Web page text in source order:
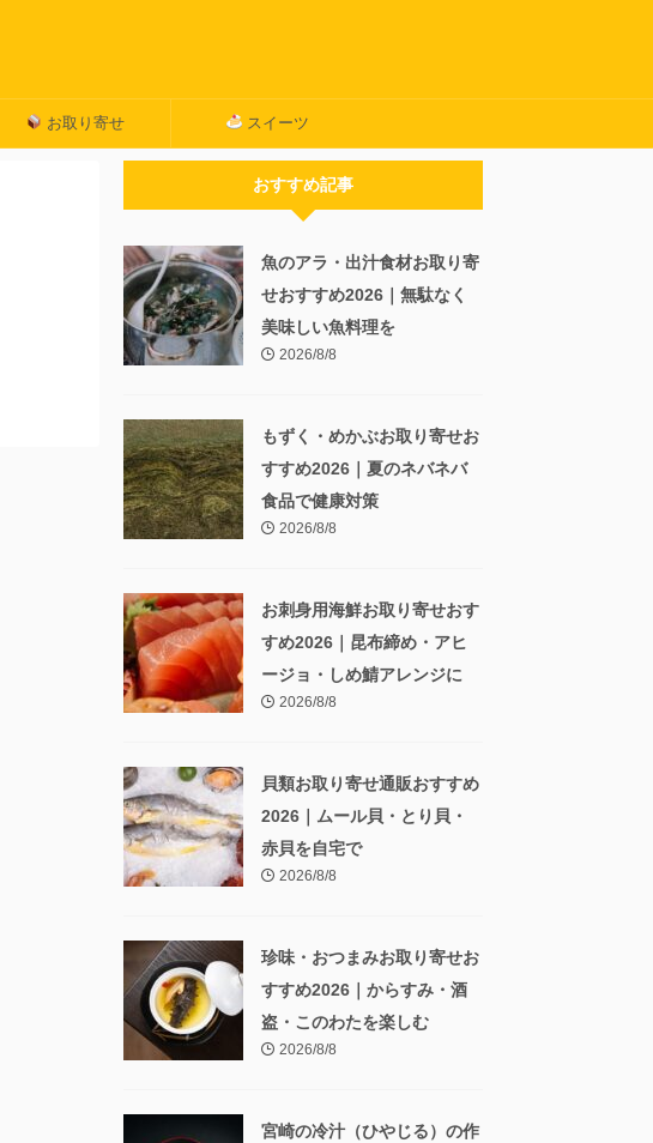
お取り寄せ スイーツ
おすすめ記事
魚のアラ・出汁食材お取り寄
せおすすめ2026｜無駄なく
美味しい魚料理を
2026/8/8
もずく・めかぶお取り寄せお
すすめ2026｜夏のネバネバ
食品で健康対策
2026/8/8
お刺身用海鮮お取り寄せおす
すめ2026｜昆布締め・アヒ
ージョ・しめ鯖アレンジに
2026/8/8
貝類お取り寄せ通販おすすめ
2026｜ムール貝・とり貝・
赤貝を自宅で
2026/8/8
珍味・おつまみお取り寄せお
すすめ2026｜からすみ・酒
盗・このわたを楽しむ
2026/8/8
宮崎の冷汁（ひやじる）の作